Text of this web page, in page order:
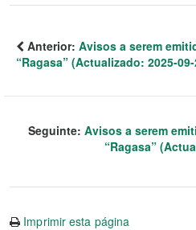
Anterior: Avisos a serem
“Ragasa” (Actualizado: 2025-
Seguinte: Avisos a serem
“Ragasa”
Imprimir esta página